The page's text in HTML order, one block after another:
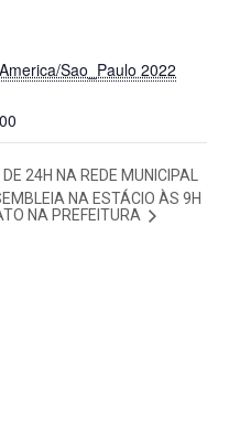
Sao_Paulo 2022
24H NA REDE MUNICIPAL
NA ESTÁCIO ÀS 9H
NA PREFEITURA